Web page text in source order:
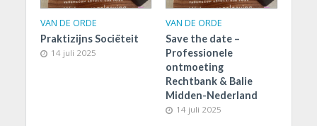
VAN DE ORDE
Praktizijns Sociëteit
14 juli 2025
VAN DE ORDE
Save the date –
Professionele
ontmoeting
Rechtbank & Balie
Midden-Nederland
14 juli 2025